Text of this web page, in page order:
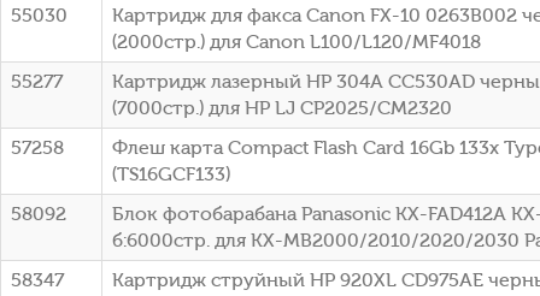
55030
Картридж для факса Canon FX-10 0263B002
(2000стр.) для Canon L100/L120/MF4018
55277
Картридж лазерный HP 304A CC530AD
(7000стр.) для HP LJ CP2025/CM2320
57258
Флеш карта Compact Flash Card 16Gb 133x
(TS16GCF133)
58092
Блок фотобарабана Panasonic KX-FAD412A
б:6000стр. для KX-MB2000/2010/2020/2030
58347
Картридж струйный HP 920XL CD975AE